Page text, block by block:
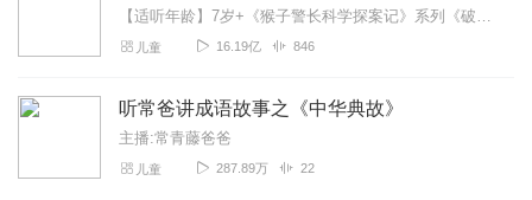
【适听年龄】7岁+《猴子警长科学探案记》系列《破坏者联盟篇1·猴子警长科学探案记》>>>《破坏者联盟篇2·猴子警长科学探案记》>>>《破坏者联盟篇3·猴子警长科...
儿童 16.19亿 846
听常爸讲成语故事之《中华典故》
主播:常青藤爸爸
儿童 287.89万 22